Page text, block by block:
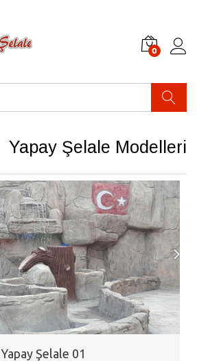
0
Yapay Şelale Modelleri
Yapay Şelale 01